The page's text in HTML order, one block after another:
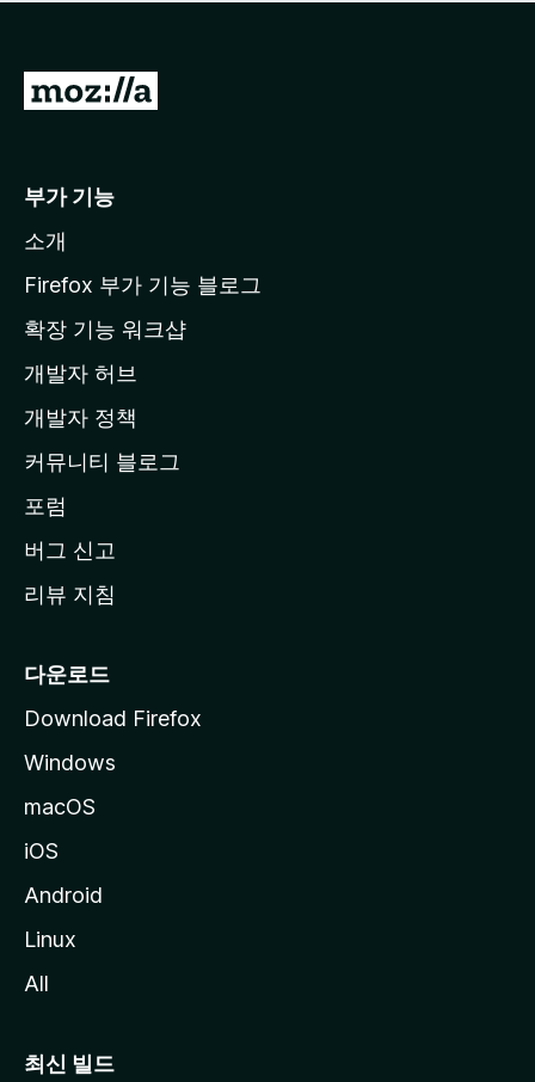
점
습
니
M
l
a
페
이
지
이
동
부가 기능
소개
Firefox 부가 기능 블로그
확장 기능 워크샵
개발자 허브
개발자 정책
커뮤니티 블로그
포럼
버그 신고
리뷰 지침
다운로드
Download Firefox
Windows
macOS
iOS
Android
Linux
All
최신 빌드